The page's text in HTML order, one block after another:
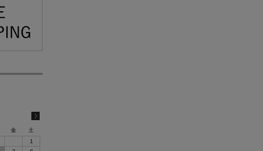
金
土
1